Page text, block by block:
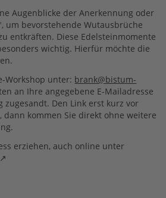
Augenblicke der Anerkennung oder
um bevorstehende Wutausbrüche
entkräften. Diese Edelsteinmomente
wichtig. Hierfür möchte die
Workshop unter: brank@bistum-
an Ihre angegebene E-Mailadresse
zugesandt. Den Link erst kurz vor
dann kommen Sie direkt ohne weitere
erziehen, auch online unter